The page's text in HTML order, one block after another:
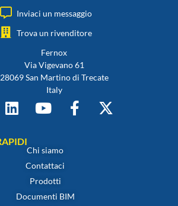
Inviaci un messaggio
Trova un rivenditore
Fernox
Via Vigevano 61
28069 San Martino di Trecate
Italy
Chi siamo
Contattaci
Prodotti
Documenti BIM